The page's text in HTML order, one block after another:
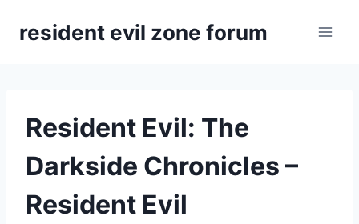
Inhaltresident evil zone forum
Resident Evil: The
Darkside Chronicles –
Resident Evil